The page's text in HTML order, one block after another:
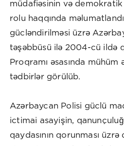
müdafiəsinin və
rolu haqqında
gücləndirilməsi üzrə
təşəbbüsü ilə 2004-cü ildə
Proqramı əsasında
tədbirlər görülüb.
Azərbaycan Polisi güclü
ictimai asayişin,
qaydasının qorunması